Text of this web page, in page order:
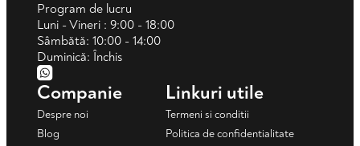
Program de lucru
Luni - Vineri : 9:00 - 18:00
Sâmbătă: 10:00 - 14:00
Duminică: Închis
Companie
Despre noi
Blog
Linkuri utile
Termeni si conditii
Politica de confidentialitate